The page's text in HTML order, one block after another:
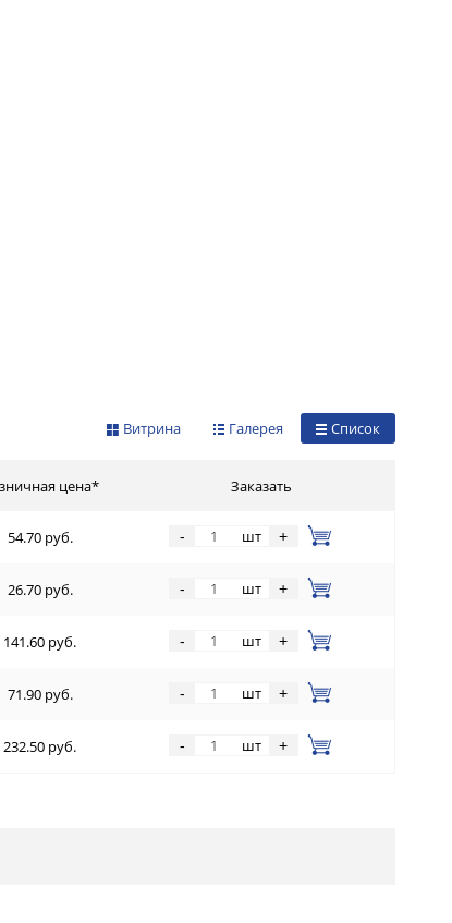
Список
Галерея
Витрина
цена* Заказать
54.70 руб. - шт +
26.70 руб. - шт +
141.60 руб. - шт +
71.90 руб. - шт +
232.50 руб. - шт +